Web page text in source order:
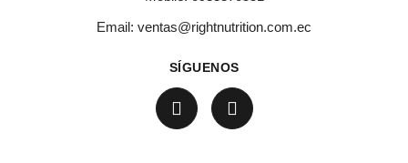
Email: ventas@rightnutrition.com.ec
SÍGUENOS